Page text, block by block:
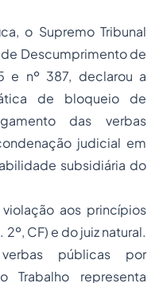
o Supremo Tribunal
de Descumprimento de
e nº 387, declarou a
de bloqueio de
das verbas
judicial em
subsidiária do
aos princípios
CF) e do juiz natural.
públicas por
Trabalho representa